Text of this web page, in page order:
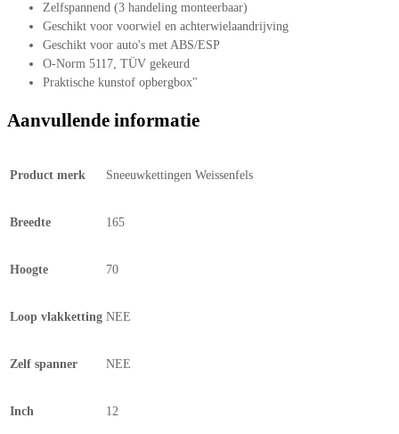
Zelfspannend (3 handeling monteerbaar)
Geschikt voor voorwiel en achterwielaandrijving
Geschikt voor auto's met ABS/ESP
O-Norm 5117, TÜV gekeurd
Praktische kunstof opbergbox"
Aanvullende informatie
Product merk Sneeuwkettingen Weissenfels
Breedte 165
Hoogte 70
Loop vlakketting NEE
Zelf spanner NEE
Inch 12